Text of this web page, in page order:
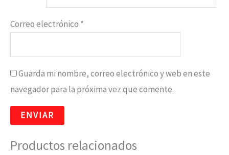
Correo electrónico *
Guarda mi nombre, correo electrónico y web en este
navegador para la próxima vez que comente.
Productos relacionados